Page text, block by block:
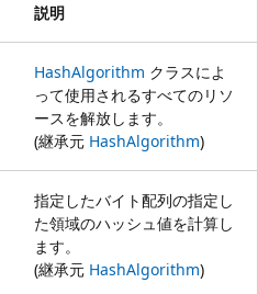
説明
HashAlgorithm クラスによ
って使用されるすべてのリソ
ースを解放します。
(継承元 HashAlgorithm)
指定したバイト配列の指定し
た領域のハッシュ値を計算し
ます。
(継承元 HashAlgorithm)